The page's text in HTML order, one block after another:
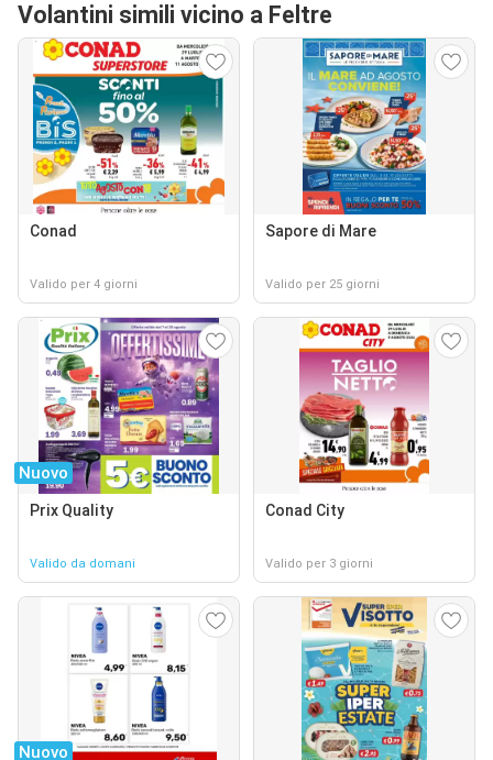
Volantini simili vicino a Feltre
Conad
Valido per 4 giorni
Sapore di Mare
Valido per 25 giorni
Nuovo
Prix Quality
Valido da domani
Conad City
Valido per 3 giorni
Nuovo